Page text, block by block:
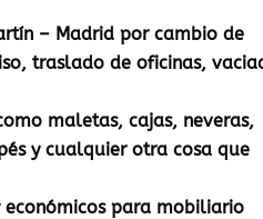
– Madrid por cambio de
traslado de oficinas,
maletas, cajas, neveras,
y cualquier otra cosa que
económicos para mobiliario